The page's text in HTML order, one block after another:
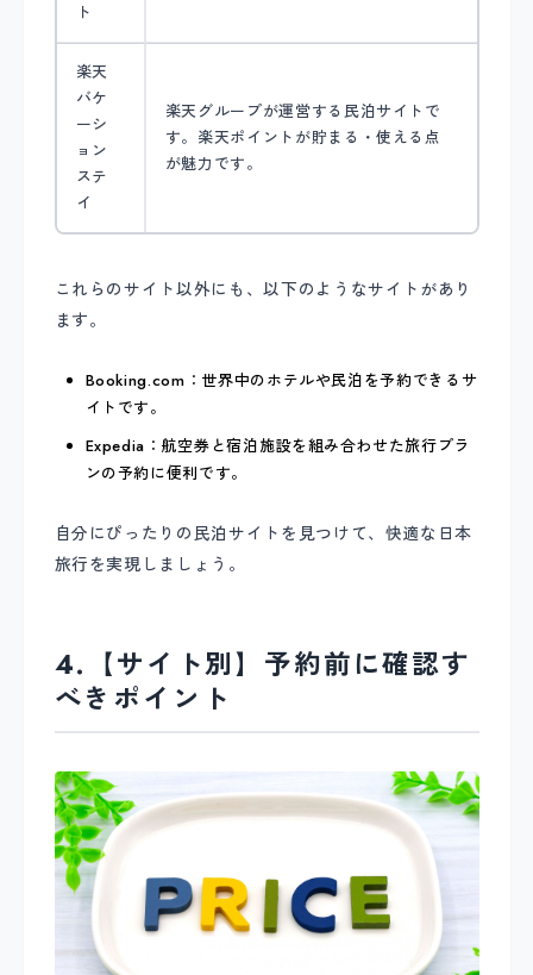
ト
楽天
バケ
ーシ
ョン
ステ
イ
楽天グループが運営する民泊サイトで
す。楽天ポイントが貯まる・使える点
が魅力です。
これらのサイト以外にも、以下のようなサイトがあり
ます。
Booking.com：世界中のホテルや民泊を予約できるサ
イトです。
Expedia：航空券と宿泊施設を組み合わせた旅行プラ
ンの予約に便利です。
自分にぴったりの民泊サイトを見つけて、快適な日本
旅行を実現しましょう。
4.【サイト別】予約前に確認す
べきポイント